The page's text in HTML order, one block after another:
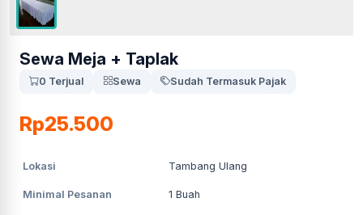
Sewa Meja + Taplak
0 Terjual Sewa Sudah Termasuk Pajak
Rp25.500
Lokasi Tambang Ulang
Minimal Pesanan 1 Buah